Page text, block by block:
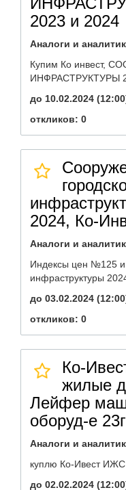
2023 и 2024
Аналоги и
Купим Ко инвест,
ИНФРАСТРУКТУРЫ
до 10.02.2024
откликов: 0
2024, Ко-
Аналоги и
Индексы цен №125 и
инфраструктуры
до 03.02.2024
откликов: 0
Ко-
жилые
Лейфер
оборуд-е 23г
Аналоги и
куплю Ко-Ивест ИЖС
до 02.02.2024